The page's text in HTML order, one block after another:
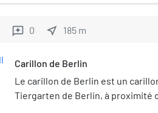
monde. Elle est surnommée par
reviews 0 near_me 185 m
Carillon de Berlin
Le carillon de Berlin est un
Tiergarten de Berlin, à proximité